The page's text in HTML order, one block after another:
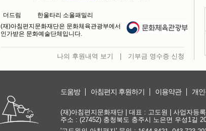
더드림
한울타리 소울패밀리
(재)아침편지문화재단은 문화체육관광부에서
인가받은 문화예술단체입니다.
나의 후원내역 보기 기부금 영수증 신청
도움방 아침편지 후원하기 이용약관 개
(재)아침편지문화재단 | 대표 : 고도원 | 사업자등
주소 : (27452) 충청북도 충주시 노은면 우성1길